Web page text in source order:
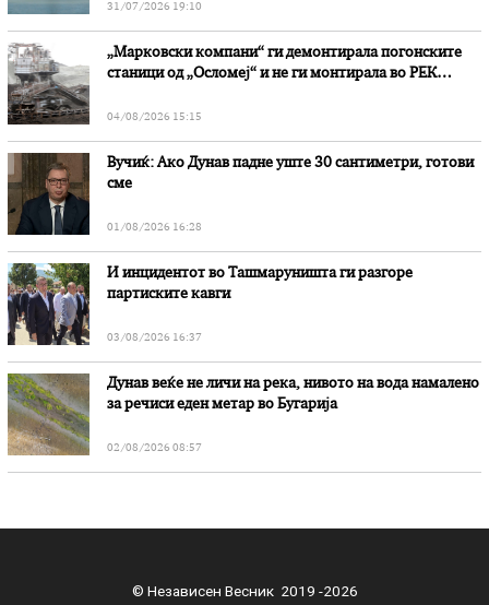
31/07/2026 19:10
„Марковски компани“ ги демонтирала погонските
станици од „Осломеј“ и не ги монтирала во РЕК
04/08/2026 15:15
Вучиќ: Ако Дунав падне уште 30 сантиметри, готови
сме
01/08/2026 16:28
И инцидентот во Ташмаруништa ги разгоре
партиските кавги
03/08/2026 16:37
Дунав веќе не личи на река, нивото на вода намалено
за речиси еден метар во Бугарија
02/08/2026 08:57
© Независен Весник 2019 -2026